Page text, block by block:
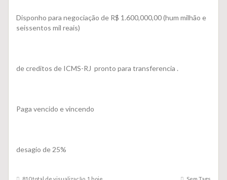
Disponho para negociação de R$ 1.600,000,00 (hum milhão e
seissentos mil reais)
de creditos de ICMS-RJ pronto para transferencia .
Paga vencido e vincendo
desagio de 25%